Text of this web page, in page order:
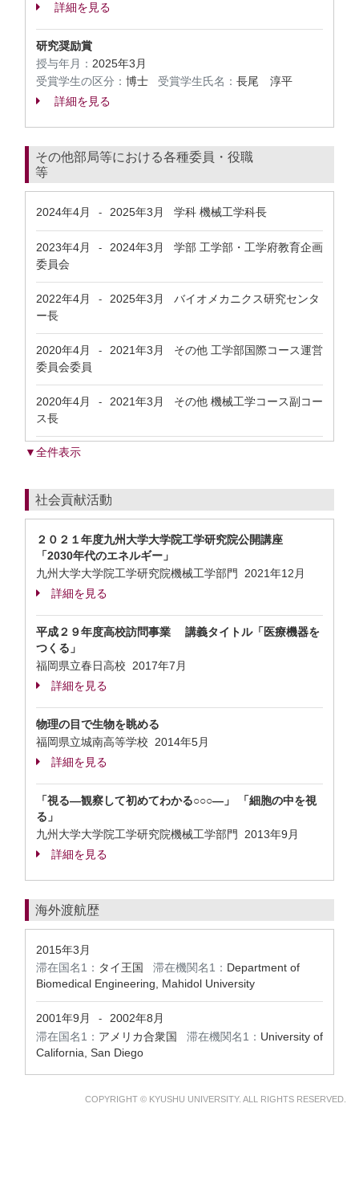
詳細を見る
研究奨励賞
授与年月： 2025年3月
受賞学生の区分： 博士 受賞学生氏名： 長尾 淳平
詳細を見る
その他部局等における各種委員・役職
等
2024年4月 - 2025年3月 学科 機械工学科長
2023年4月 - 2024年3月
学部 工学部・工学府教育企画
委員会
2022年4月 - 2025年3月
バイオメカニクス研究センタ
ー長
2020年4月 - 2021年3月
その他 工学部国際コース運営
委員会委員
2020年4月 - 2021年3月
その他 機械工学コース副コー
ス長
▼全件表示
社会貢献活動
２０２１年度九州大学大学院工学研究院公開講座
「2030年代のエネルギー」
九州大学大学院工学研究院機械工学部門 2021年12月
詳細を見る
平成２９年度高校訪問事業 講義タイトル「医療機器を
つくる」
福岡県立春日高校 2017年7月
詳細を見る
物理の目で生物を眺める
福岡県立城南高等学校 2014年5月
詳細を見る
「視る―観察して初めてわかる○○○―」 「細胞の中を視
る」
九州大学大学院工学研究院機械工学部門 2013年9月
詳細を見る
海外渡航歴
2015年3月
滞在国名1： タイ王国 滞在機関名1： Department of
Biomedical Engineering, Mahidol University
2001年9月 -
2002年8月
滞在国名1： アメリカ合衆国 滞在機関名1： University of
California, San Diego
COPYRIGHT © KYUSHU UNIVERSITY. ALL RIGHTS RESERVED.